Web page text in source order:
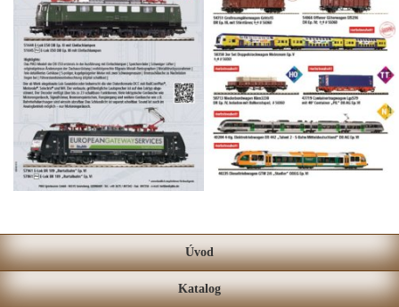
Úvod
Katalog